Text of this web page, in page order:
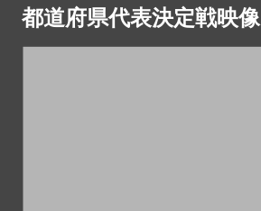
都道府県代表決定戦映像